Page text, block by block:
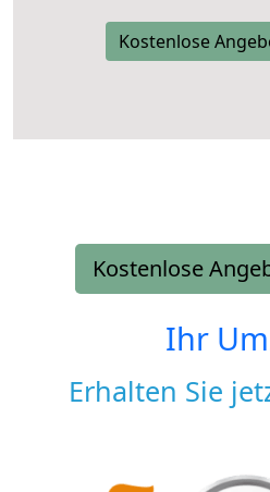
Kostenlose
Kostenlose
Ihr
Erhalten Sie